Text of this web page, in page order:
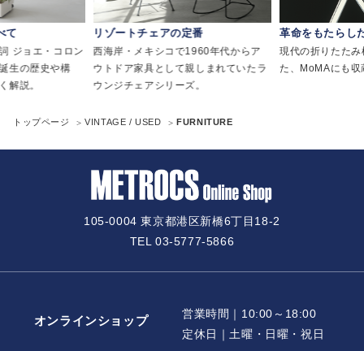
て
ジョエ・コロン
生の歴史や構
解説。
リゾートチェアの定番
西海岸・メキシコで1960年代からア
ウトドア家具として親しまれていたラ
ウンジチェアシリーズ。
革命をもたらし
現代の折りたた
た、MoMAにも収
トップページ VINTAGE / USED FURNITURE
105-0004 東京都港区新橋6丁目18-2
TEL 03-5777-5866
オンラインショップ
営業時間｜10:00～18:00
定休日｜土曜・日曜・祝日